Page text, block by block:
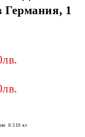
Германия, 1
0.510 кг